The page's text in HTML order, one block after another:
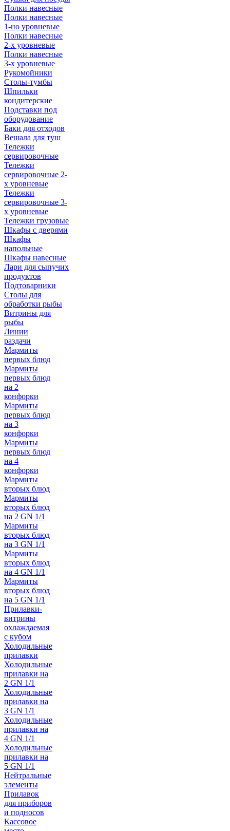
Полки навесные
Полки навесные
1-но уровневые
Полки навесные
2-х уровневые
Полки навесные
3-х уровневые
Рукомойники
Столы-тумбы
Шпильки
кондитерские
Подставки под
оборудование
Баки для отходов
Вешала для туш
Тележки
сервировочные
Тележки
сервировочные 2-
х уровневые
Тележки
сервировочные 3-
х уровневые
Тележки грузовые
Шкафы с дверями
Шкафы
напольные
Шкафы навесные
Лари для сыпучих
продуктов
Подтоварники
Столы для
обработки рыбы
Витрины для
рыбы
Линии
раздачи
Мармиты
первых блюд
Мармиты
первых блюд
на 2
конфорки
Мармиты
первых блюд
на 3
конфорки
Мармиты
первых блюд
на 4
конфорки
Мармиты
вторых блюд
Мармиты
вторых блюд
на 2 GN 1/1
Мармиты
вторых блюд
на 3 GN 1/1
Мармиты
вторых блюд
на 4 GN 1/1
Мармиты
вторых блюд
на 5 GN 1/1
Прилавки-
витрины
охлаждаемая
с кубом
Холодильные
прилавки
Холодильные
прилавки на
2 GN 1/1
Холодильные
прилавки на
3 GN 1/1
Холодильные
прилавки на
4 GN 1/1
Холодильные
прилавки на
5 GN 1/1
Нейтральные
элементы
Прилавок
для приборов
и подносов
Кассовое